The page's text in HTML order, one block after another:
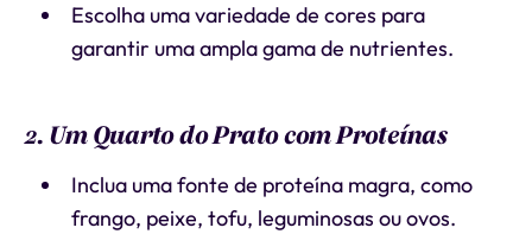
Escolha uma variedade de cores para
garantir uma ampla gama de nutrientes.
2. Um Quarto do Prato com Proteínas
Inclua uma fonte de proteína magra, como
frango, peixe, tofu, leguminosas ou ovos.